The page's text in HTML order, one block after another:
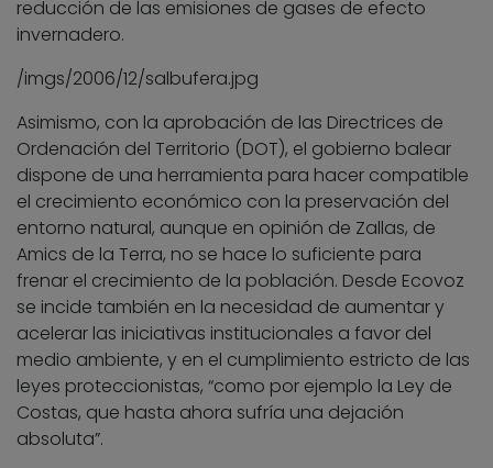
reducción de las emisiones de gases de efecto
invernadero.
/imgs/2006/12/salbufera.jpg
Asimismo, con la aprobación de las Directrices de
Ordenación del Territorio (DOT), el gobierno balear
dispone de una herramienta para hacer compatible
el crecimiento económico con la preservación del
entorno natural, aunque en opinión de Zallas, de
Amics de la Terra, no se hace lo suficiente para
frenar el crecimiento de la población. Desde Ecovoz
se incide también en la necesidad de aumentar y
acelerar las iniciativas institucionales a favor del
medio ambiente, y en el cumplimiento estricto de las
leyes proteccionistas, “como por ejemplo la Ley de
Costas, que hasta ahora sufría una dejación
absoluta”.